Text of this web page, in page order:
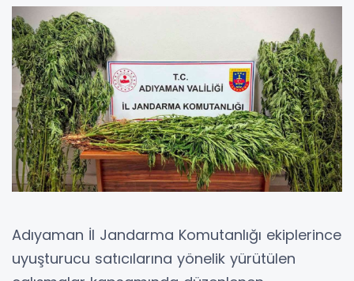
Adıyaman İl Jandarma Komutanlığı ekiplerince
uyuşturucu satıcılarına yönelik yürütülen